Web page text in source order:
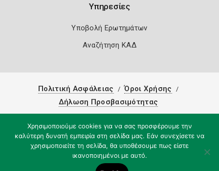
Υπηρεσίες
Υποβολή Ερωτημάτων
Αναζήτηση ΚΑΔ
Πολιτική Ασφάλειας
Όροι Χρήσης
Δήλωση Προσβασιμότητας
Χρησιμοποιούμε cookies για να σας προσφέρουμε την
καλύτερη δυνατή εμπειρία στη σελίδα μας. Εάν συνεχίσετε να
χρησιμοποιείτε τη σελίδα, θα υποθέσουμε πως είστε
ικανοποιημένοι με αυτό.